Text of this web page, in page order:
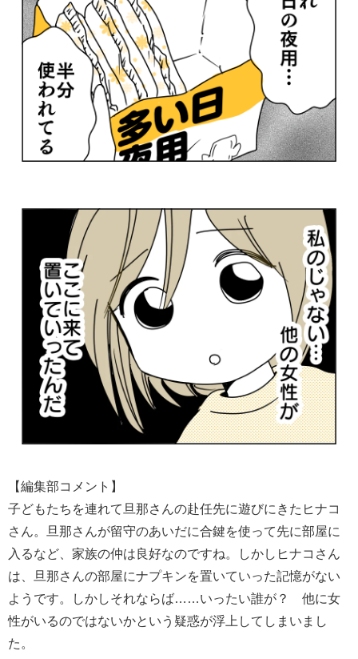
【編集部コメント】
子どもたちを連れて旦那さんの赴任先に遊びにきたヒナコ
さん。旦那さんが留守のあいだに合鍵を使って先に部屋に
入るなど、家族の仲は良好なのですね。しかしヒナコさん
は、旦那さんの部屋にナプキンを置いていった記憶がない
ようです。しかしそれならば……いったい誰が？ 他に女
性がいるのではないかという疑惑が浮上してしまいまし
た。